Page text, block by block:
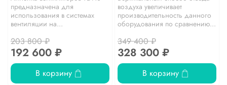
предназначена для
использования в системах
вентиляции на...
203 800 ₽
192 600 ₽
В корзину
воздуха увеличивает
производительность данного
оборудования по сравнению...
349 400 ₽
328 300 ₽
В корзину